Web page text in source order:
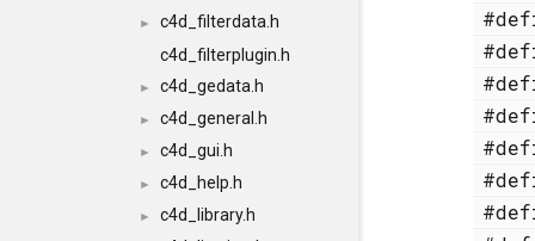
►
c4d_filterdata.h
c4d_filterplugin.h
► c4d_gedata.h
► c4d_general.h
► c4d_gui.h
► c4d_help.h
►
c4d_library.h